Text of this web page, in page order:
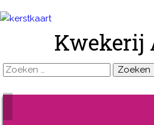
Kwekerij
Zoeken